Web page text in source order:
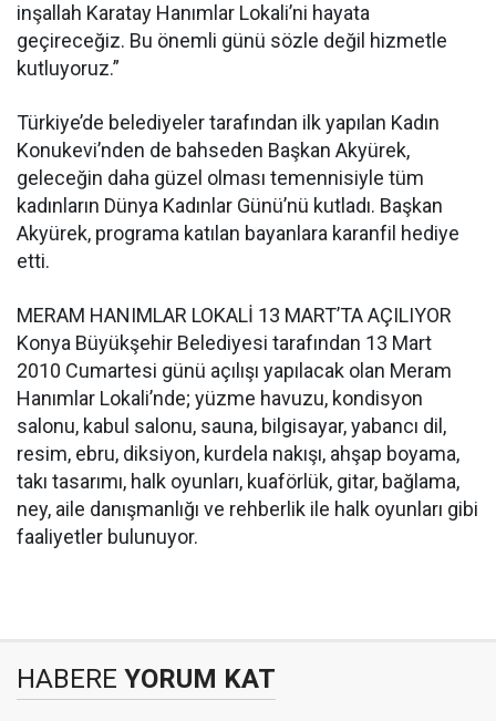
inşallah Karatay Hanımlar Lokali’ni hayata
geçireceğiz. Bu önemli günü sözle değil hizmetle
kutluyoruz.”
Türkiye’de belediyeler tarafından ilk yapılan Kadın
Konukevi’nden de bahseden Başkan Akyürek,
geleceğin daha güzel olması temennisiyle tüm
kadınların Dünya Kadınlar Günü’nü kutladı. Başkan
Akyürek, programa katılan bayanlara karanfil hediye
etti.
MERAM HANIMLAR LOKALİ 13 MART’TA AÇILIYOR
Konya Büyükşehir Belediyesi tarafından 13 Mart
2010 Cumartesi günü açılışı yapılacak olan Meram
Hanımlar Lokali’nde; yüzme havuzu, kondisyon
salonu, kabul salonu, sauna, bilgisayar, yabancı dil,
resim, ebru, diksiyon, kurdela nakışı, ahşap boyama,
takı tasarımı, halk oyunları, kuaförlük, gitar, bağlama,
ney, aile danışmanlığı ve rehberlik ile halk oyunları gibi
faaliyetler bulunuyor.
HABERE YORUM KAT